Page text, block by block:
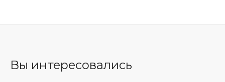
Вы интересовались